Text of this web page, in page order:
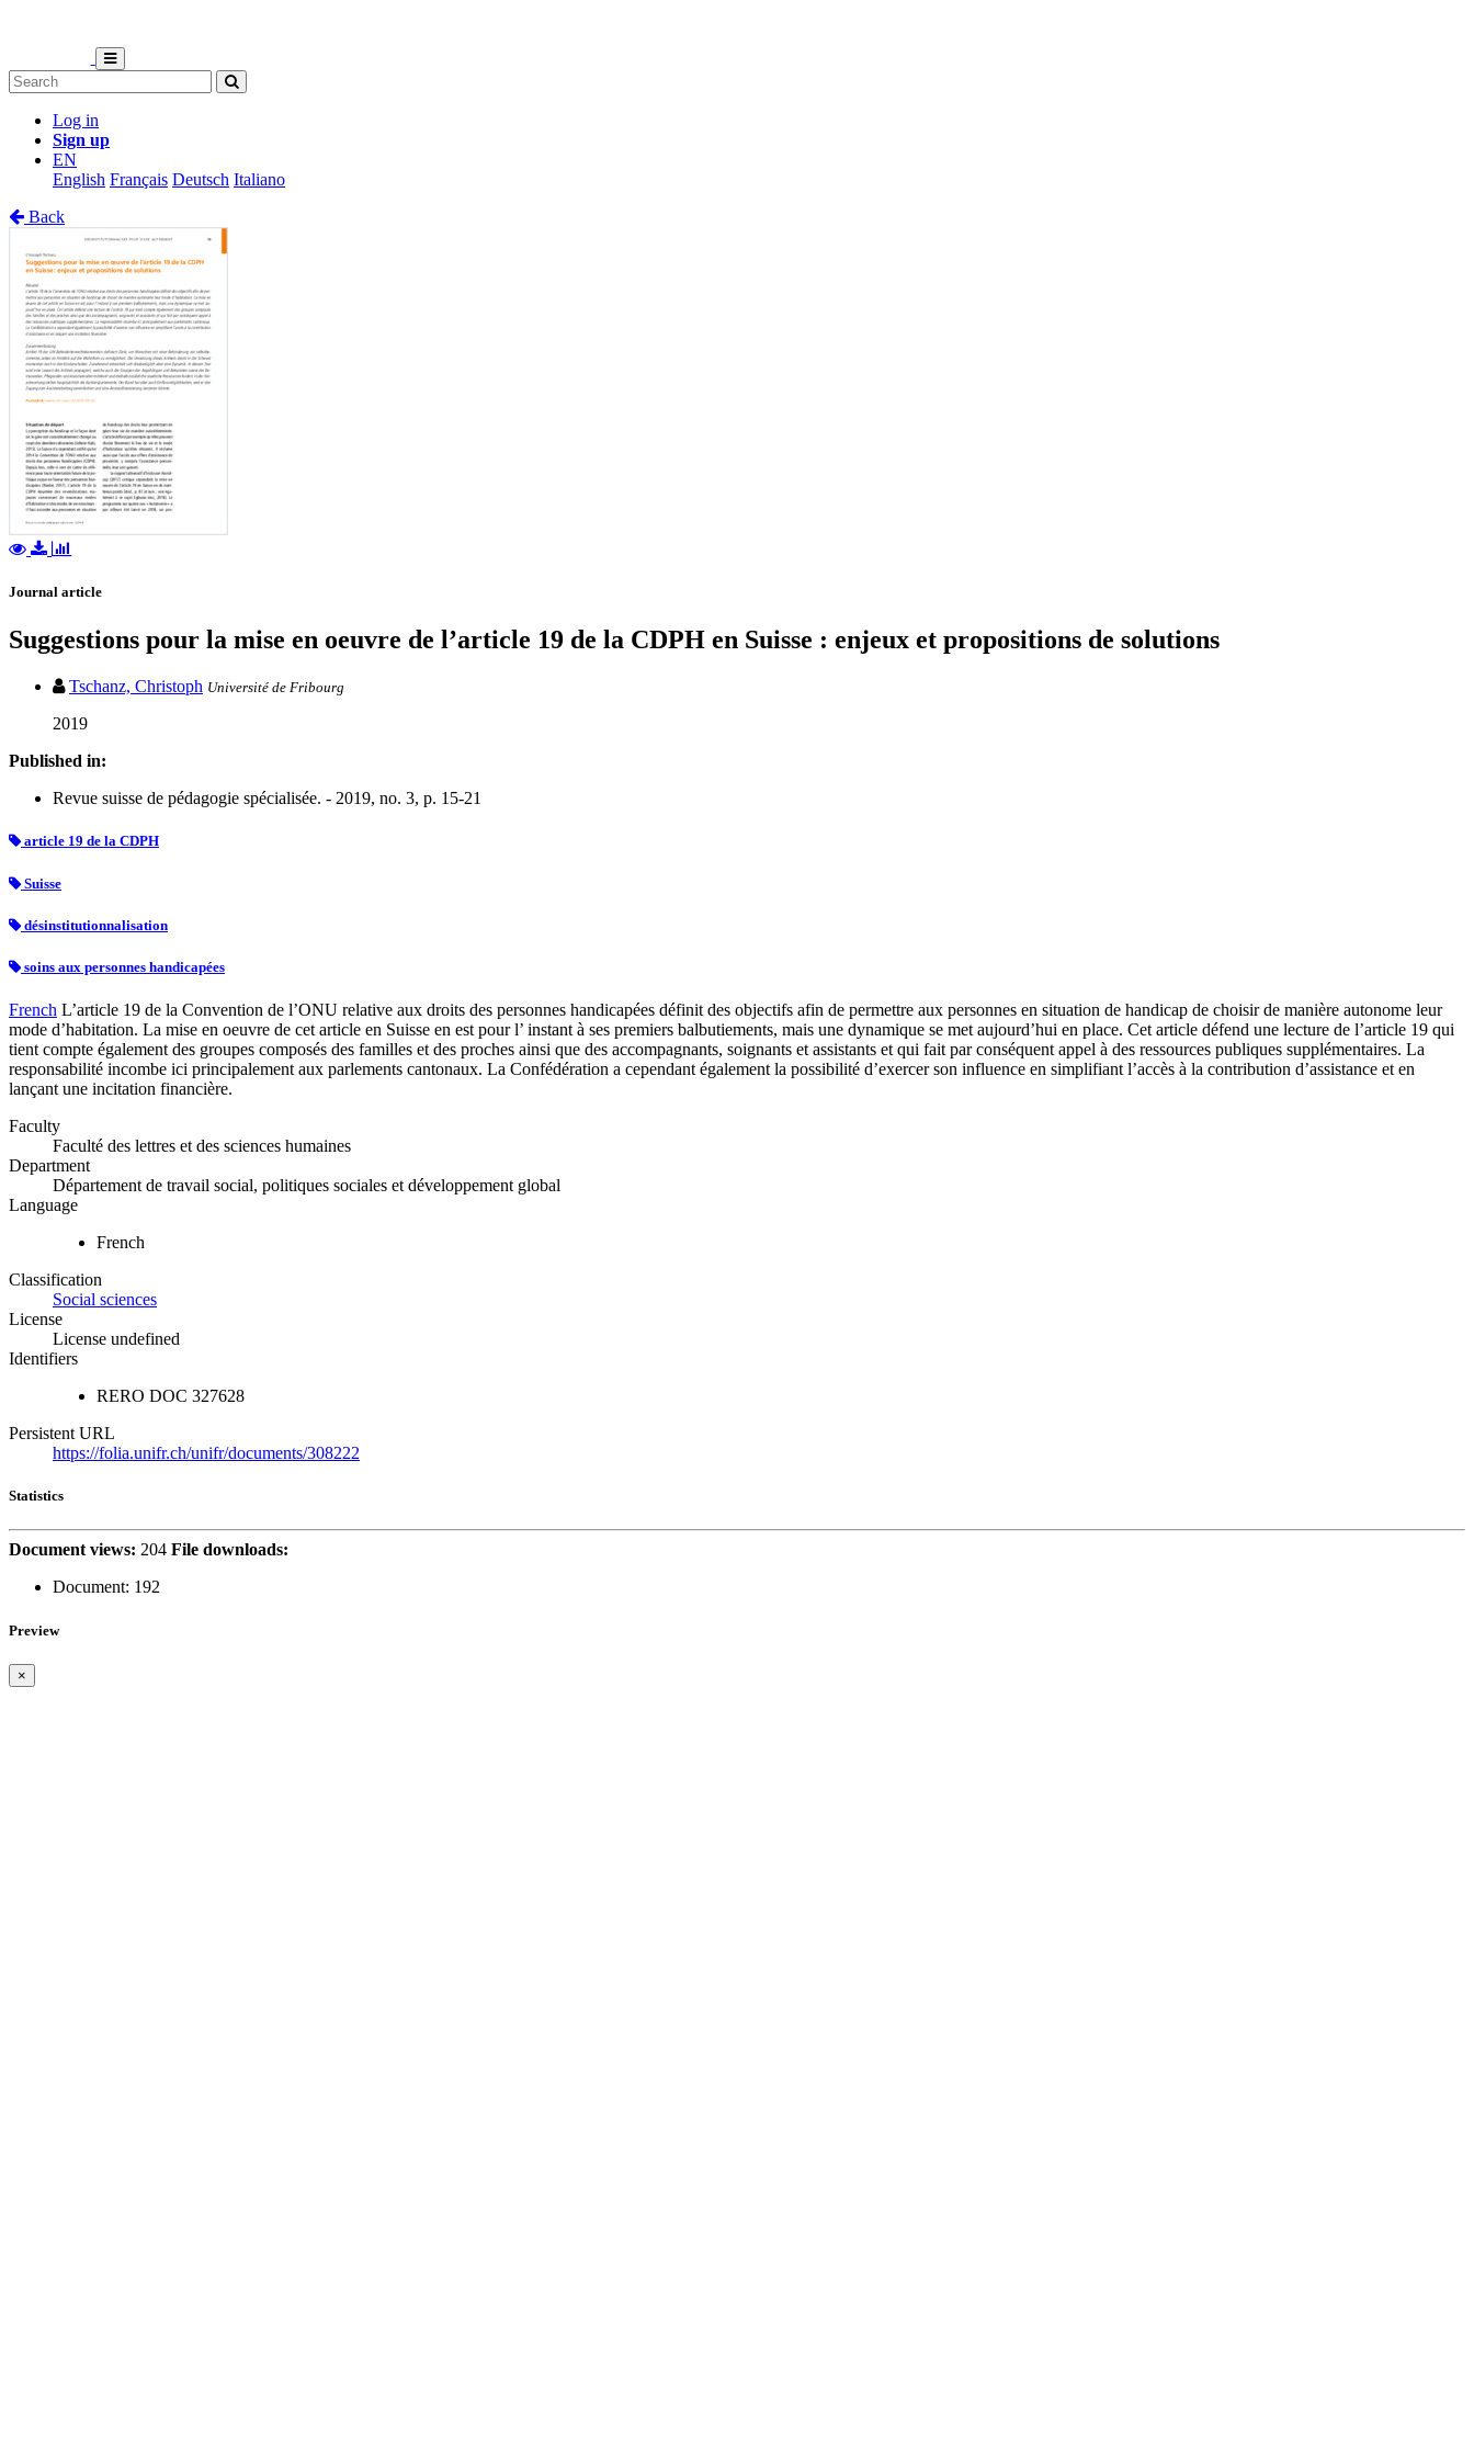
Log in
Sign up
EN
English Français Deutsch Italiano
Back
Journal article
Suggestions pour la mise en oeuvre de l’article 19 de la CDPH en Suisse : enjeux et propositions de solutions
Tschanz, Christoph Université de Fribourg
2019
Published in:
Revue suisse de pédagogie spécialisée. - 2019, no. 3, p. 15-21
article 19 de la CDPH
Suisse
désinstitutionnalisation
soins aux personnes handicapées
French L’article 19 de la Convention de l’ONU relative aux droits des personnes handicapées définit des objectifs afin de permettre aux personnes en situation de handicap de choisir de manière autonome leur
mode d’habitation. La mise en oeuvre de cet article en Suisse en est pour l’ instant à ses premiers balbutiements, mais une dynamique se met aujourd’hui en place. Cet article défend une lecture de l’article 19 qui
tient compte également des groupes composés des familles et des proches ainsi que des accompagnants, soignants et assistants et qui fait par conséquent appel à des ressources publiques supplémentaires. La
responsabilité incombe ici principalement aux parlements cantonaux. La Confédération a cependant également la possibilité d’exercer son influence en simplifiant l’accès à la contribution d’assistance et en
lançant une incitation financière.
Faculty
Faculté des lettres et des sciences humaines
Department
Département de travail social, politiques sociales et développement global
Language
French
Classification
Social sciences
License
License undefined
Identifiers
RERO DOC 327628
Persistent URL
https://folia.unifr.ch/unifr/documents/308222
Statistics
Document views: 204 File downloads:
Document: 192
Preview
×